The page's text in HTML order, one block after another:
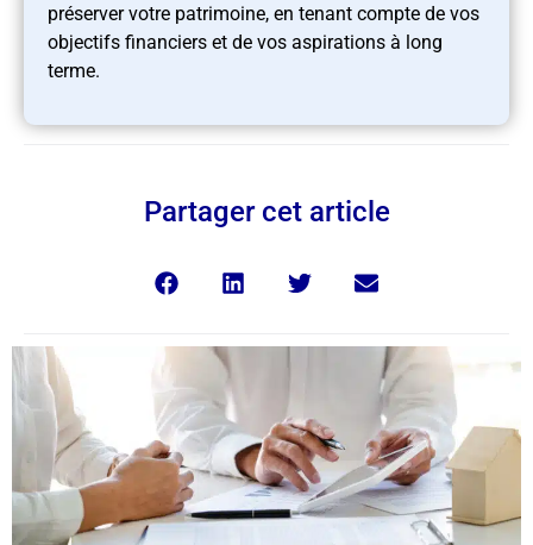
préserver votre patrimoine, en tenant compte de vos
objectifs financiers et de vos aspirations à long
terme.
Partager cet article